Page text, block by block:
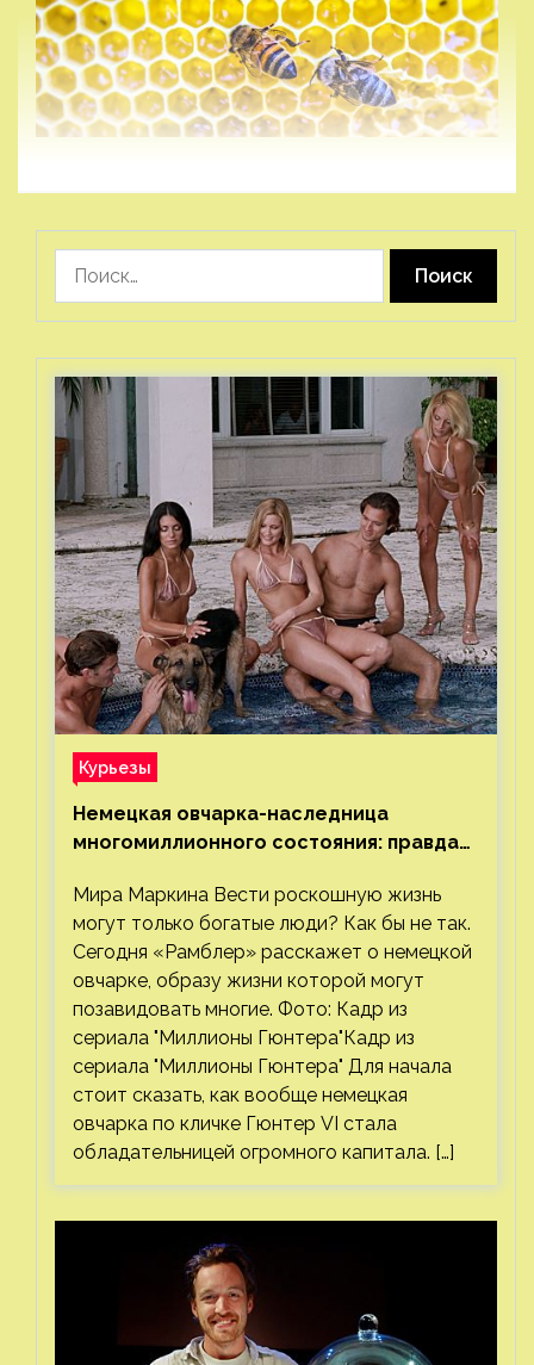
Курьезы
Немецкая овчарка-наследница
многомиллионного состояния: правда
Мира Маркина Вести роскошную жизнь
могут только богатые люди? Как бы не так.
Сегодня «Рамблер» расскажет о немецкой
овчарке, образу жизни которой могут
позавидовать многие. Фото: Кадр из
сериала "Миллионы Гюнтера"Кадр из
сериала "Миллионы Гюнтера" Для начала
стоит сказать, как вообще немецкая
овчарка по кличке Гюнтер VI стала
обладательницей огромного капитала. […]